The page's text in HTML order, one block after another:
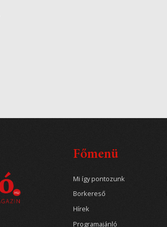
Főmenü
Mi így pontozunk
Borkereső
Hírek
Programajánló